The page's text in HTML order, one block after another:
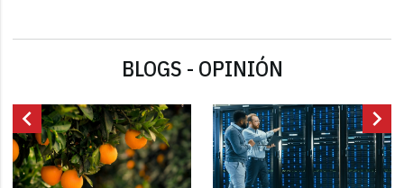
BLOGS - OPINIÓN
chevron_left
chevron_right